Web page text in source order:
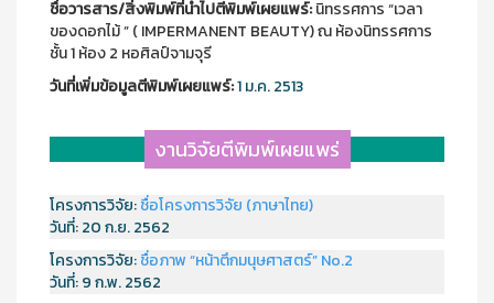
ชื่อวารสาร/สิ่งพิมพ์ที่นำไปตีพิมพ์เผยแพร์:นิทรรศการ “เวลา
ของดอกไม้ ” ( IMPERMANENT BEAUTY) ณ ห้องนิทรรศการ
ชั้น 1 ห้อง 2 หอศิลป์จามจุรี
วันที่เพิ่มข้อมูลตีพิมพ์เผยแพร์:1 ม.ค. 2513
งานวิจัยตีพิมพ์เผยแพร่
โครงการวิจัย:ชื่อโครงการวิจัย (ภาษาไทย)
วันที่:20 ก.ย. 2562
โครงการวิจัย:ชื่อภาพ “หน้าตึกมนุษศาสตร์” No.2
วันที่:9 ก.พ. 2562